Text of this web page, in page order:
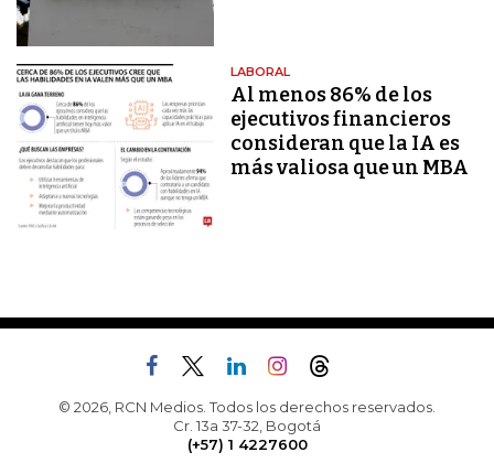
LABORAL
Al menos 86% de los
ejecutivos financieros
consideran que la IA es
más valiosa que un MBA
© 2026, RCN Medios. Todos los derechos reservados.
Cr. 13a 37-32, Bogotá
(+57) 1 4227600